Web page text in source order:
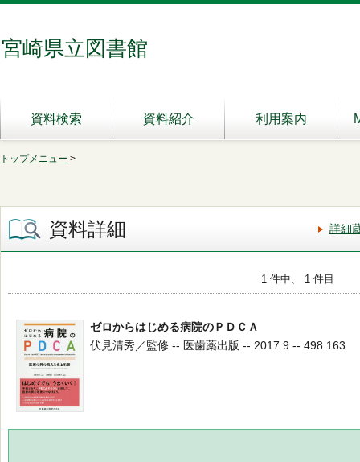
宮崎県立図書館
資料検索 資料紹介 利用案内
トップメニュー >
資料詳細 詳細
1 件中、 1 件目
ゼロからはじめる病院のＰＤＣＡ
伏見清秀／監修 -- 医歯薬出版 -- 2017.9 -- 498.163